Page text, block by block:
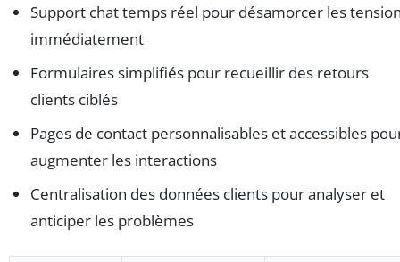
Support chat temps réel pour désamorcer les
immédiatement
Formulaires simplifiés pour recueillir des retours
clients ciblés
Pages de contact personnalisables et accessibles
augmenter les interactions
Centralisation des données clients pour analyser et
anticiper les problèmes